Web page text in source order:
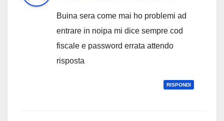
Buina sera come mai ho problemi ad
entrare in noipa mi dice sempre cod
fiscale e password errata attendo
risposta
RISPONDI